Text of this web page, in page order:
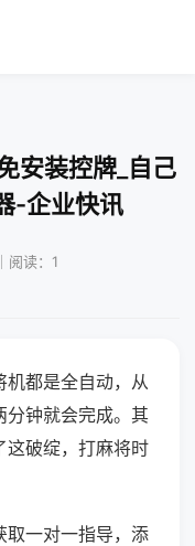
安装控牌_自己
-企业快讯
阅读：1
机都是全自动，从
分钟就会完成。其
这破绽，打麻将时
取一对一指导，添